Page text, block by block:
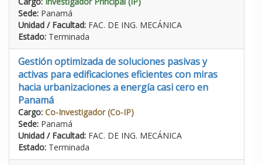
Sede: Panamá
Unidad / Facultad: FAC. DE ING. MECÁNICA
Estado: Terminada
Gestión optimizada de soluciones pasivas y
activas para edificaciones eficientes con miras
hacia urbanizaciones a energía casi cero en
Panamá
Cargo: Co-Investigador (Co-IP)
Sede: Panamá
Unidad / Facultad: FAC. DE ING. MECÁNICA
Estado: Terminada